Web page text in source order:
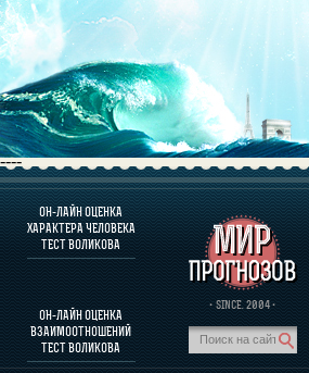
----
ОН-ЛАЙН ОЦЕНКА
ХАРАКТЕРА ЧЕЛОВЕКА
ТЕСТ ВОЛИКОВА
ОН-ЛАЙН ОЦЕНКА
ВЗАИМООТНОШЕНИЙ
ТЕСТ ВОЛИКОВА
· SINCE. 2004 ·
О ПРОГРАММЕ
ОЦЕНКА ХАРАКТЕРA
ОЦЕНКА ХАРАКТЕРА
О ПРОГРАММЕ
ПРОГНОЗЫ И